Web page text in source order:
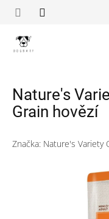
Nature's
Grain hovězí
Značka: Nature's Variety